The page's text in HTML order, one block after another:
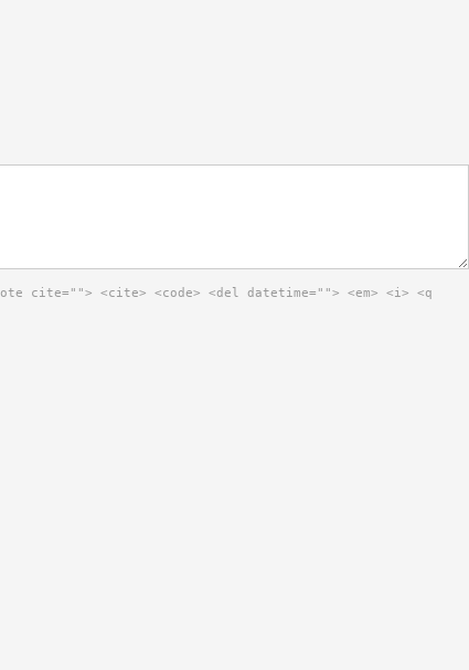
cite=""> <cite> <code> <del datetime=""> <em> <i> <q